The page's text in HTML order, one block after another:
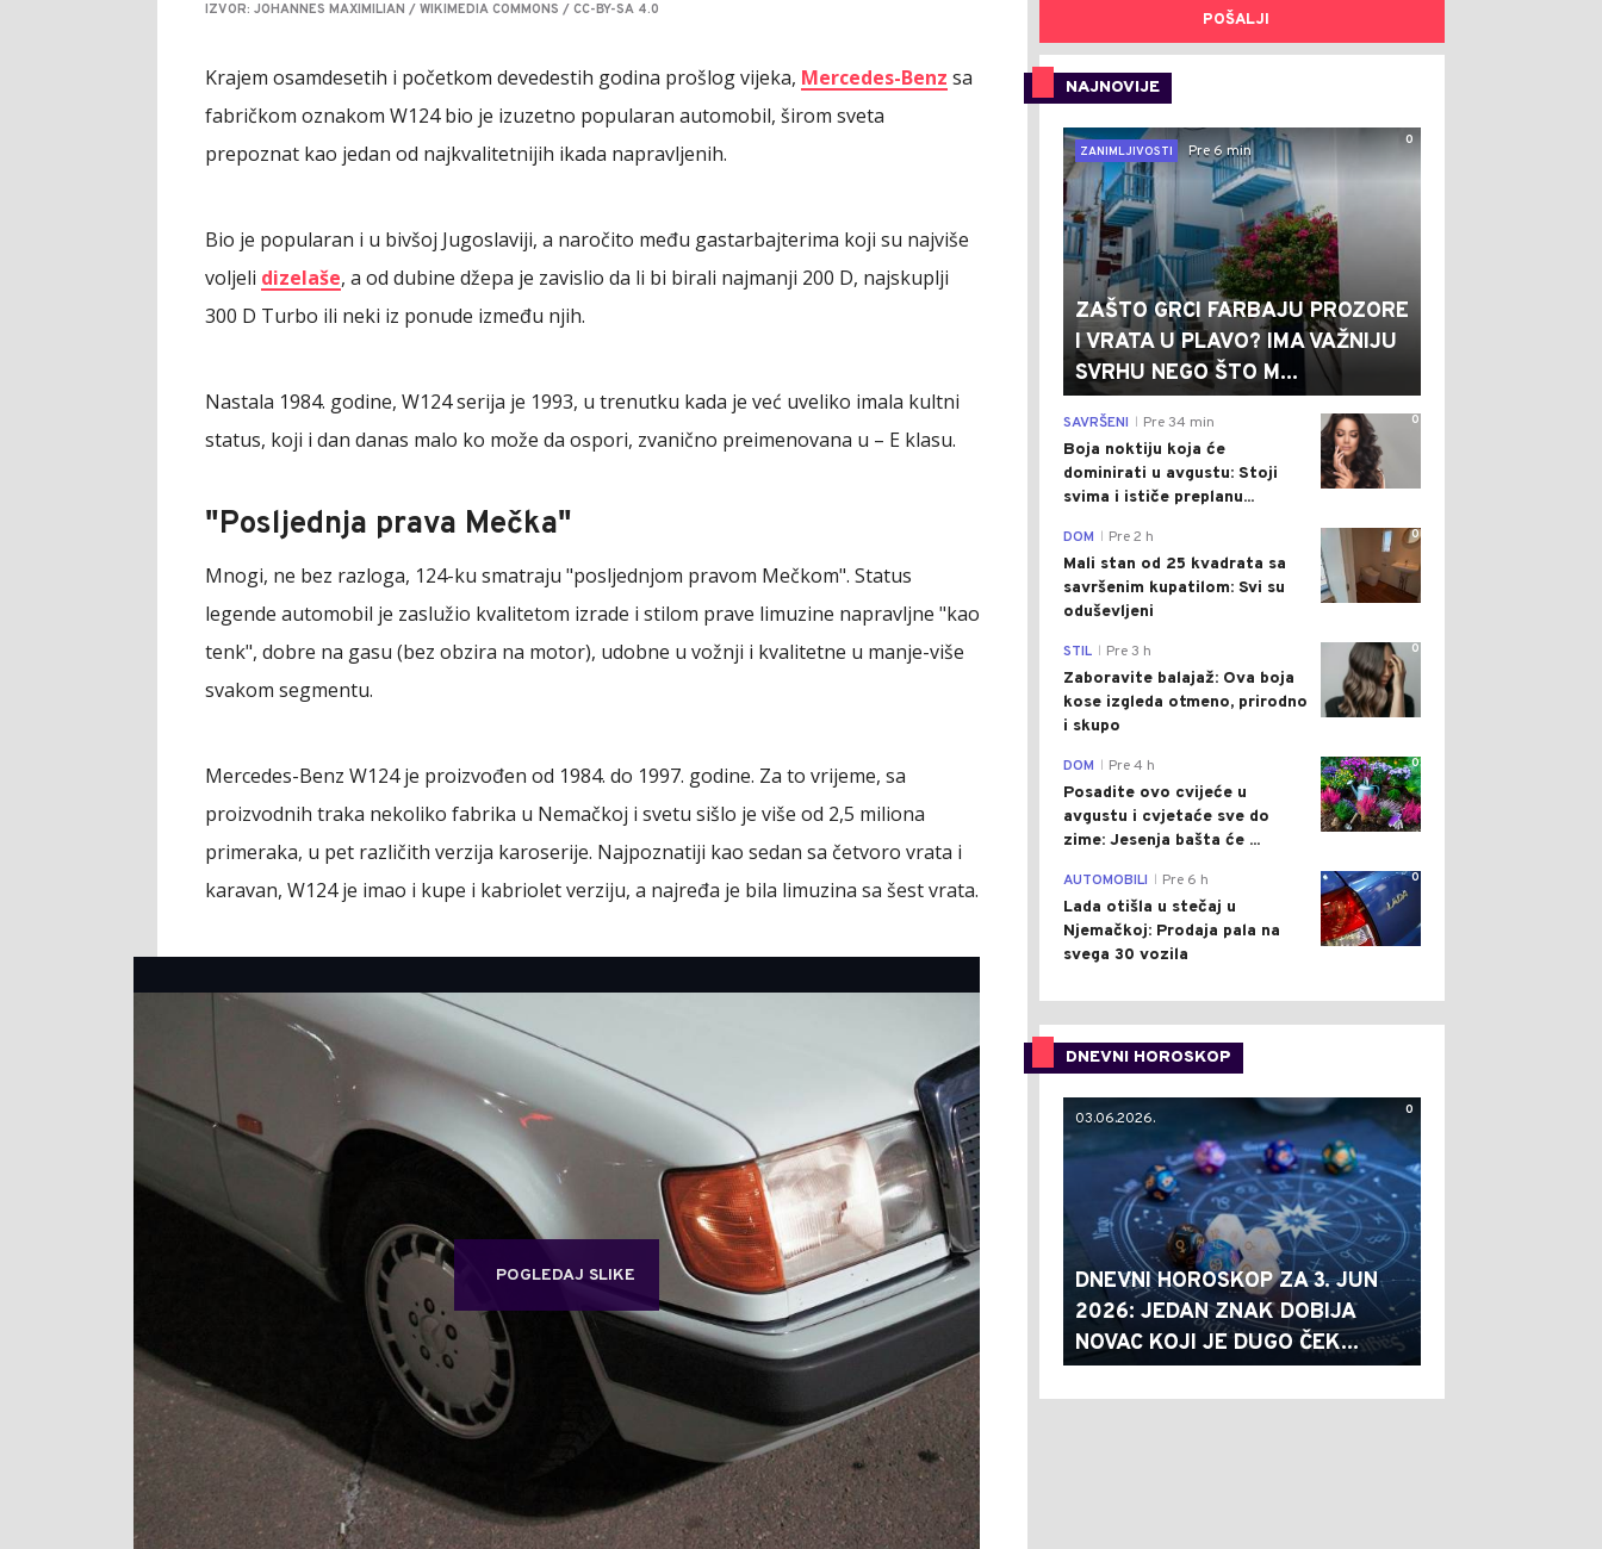
IZVOR: JOHANNES MAXIMILIAN / WIKIMEDIA COMMONS / CC-BY-SA 4.0
Krajem osamdesetih i početkom devedestih godina prošlog vijeka, Mercedes-Benz sa
fabričkom oznakom W124 bio je izuzetno popularan automobil, širom sveta
prepoznat kao jedan od najkvalitetnijih ikada napravljenih.
Bio je popularan i u bivšoj Jugoslaviji, a naročito među gastarbajterima koji su najviše
voljeli dizelaše, a od dubine džepa je zavislio da li bi birali najmanji 200 D, najskuplji
300 D Turbo ili neki iz ponude između njih.
Nastala 1984. godine, W124 serija je 1993, u trenutku kada je već uveliko imala kultni
status, koji i dan danas malo ko može da ospori, zvanično preimenovana u – E klasu.
"Posljednja prava Mečka"
Mnogi, ne bez razloga, 124-ku smatraju "posljednjom pravom Mečkom". Status
legende automobil je zaslužio kvalitetom izrade i stilom prave limuzine napravljne "kao
tenk", dobre na gasu (bez obzira na motor), udobne u vožnji i kvalitetne u manje-više
svakom segmentu.
Mercedes-Benz W124 je proizvođen od 1984. do 1997. godine. Za to vrijeme, sa
proizvodnih traka nekoliko fabrika u Nemačkoj i svetu sišlo je više od 2,5 miliona
primeraka, u pet različith verzija karoserije. Najpoznatiji kao sedan sa četvoro vrata i
karavan, W124 je imao i kupe i kabriolet verziju, a najređa je bila limuzina sa šest vrata.
POGLEDAJ SLIKE
POŠALJI
NAJNOVIJE
0
ZANIMLJIVOSTI
Pre 6 min
ZAŠTO GRCI FARBAJU PROZORE
I VRATA U PLAVO? IMA VAŽNIJU
SVRHU NEGO ŠTO M...
0
SAVRŠENI Pre 34 min
Boja noktiju koja će
dominirati u avgustu: Stoji
svima i ističe preplanu...
0
DOM Pre 2 h
Mali stan od 25 kvadrata sa
savršenim kupatilom: Svi su
oduševljeni
0
STIL Pre 3 h
Zaboravite balajaž: Ova boja
kose izgleda otmeno, prirodno
i skupo
0
DOM Pre 4 h
Posadite ovo cvijeće u
avgustu i cvjetaće sve do
zime: Jesenja bašta će ...
0
AUTOMOBILI Pre 6 h
Lada otišla u stečaj u
Njemačkoj: Prodaja pala na
svega 30 vozila
DNEVNI HOROSKOP
0
03.06.2026.
DNEVNI HOROSKOP ZA 3. JUN
2026: JEDAN ZNAK DOBIJA
NOVAC KOJI JE DUGO ČEK...